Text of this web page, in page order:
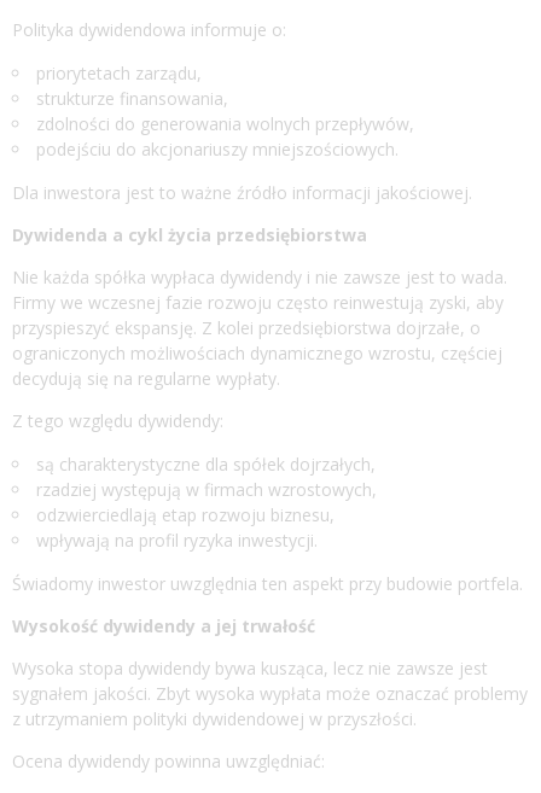
Polityka dywidendowa informuje o:
priorytetach zarządu,
strukturze finansowania,
zdolności do generowania wolnych przepływów,
podejściu do akcjonariuszy mniejszościowych.
Dla inwestora jest to ważne źródło informacji jakościowej.
Dywidenda a cykl życia przedsiębiorstwa
Nie każda spółka wypłaca dywidendy i nie zawsze jest to wada.
Firmy we wczesnej fazie rozwoju często reinwestują zyski, aby
przyspieszyć ekspansję. Z kolei przedsiębiorstwa dojrzałe, o
ograniczonych możliwościach dynamicznego wzrostu, częściej
decydują się na regularne wypłaty.
Z tego względu dywidendy:
są charakterystyczne dla spółek dojrzałych,
rzadziej występują w firmach wzrostowych,
odzwierciedlają etap rozwoju biznesu,
wpływają na profil ryzyka inwestycji.
Świadomy inwestor uwzględnia ten aspekt przy budowie portfela.
Wysokość dywidendy a jej trwałość
Wysoka stopa dywidendy bywa kusząca, lecz nie zawsze jest
sygnałem jakości. Zbyt wysoka wypłata może oznaczać problemy
z utrzymaniem polityki dywidendowej w przyszłości.
Ocena dywidendy powinna uwzględniać: